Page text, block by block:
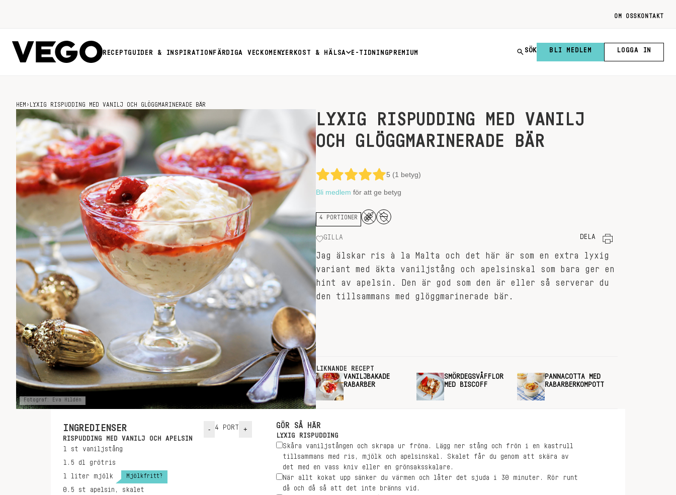
OM OSS KONTAKT
RECEPTGUIDER & INSPIRATION FÄRDIGA VECKOMENYER KOST & HÄLSA E-TIDNING PREMIUM SÖK BLI MEDLEM LOGGA IN
HEM › LYXIG RISPUDDING MED VANILJ OCH GLÖGGMARINERADE BÄR
Fotograf: Eva Hildén
LYXIG RISPUDDING MED VANILJ
OCH GLÖGGMARINERADE BÄR
5 (1 betyg)
Bli medlem för att ge betyg
4 PORTIONER
GILLA DELA
Jag älskar ris à la Malta och det här är som en extra lyxig
variant med äkta vaniljstång och apelsinskal som bara ger en
hint av apelsin. Den är god som den är eller så serverar du
den tillsammans med glöggmarinerade bär.
LIKNANDE RECEPT
VANILJBAKADE
RABARBER
SMÖRDEGSVÅFFLOR
MED BISCOFF
PANNACOTTA MED
RABARBERKOMPOTT
INGREDIENSER - 4 PORT +
RISPUDDING MED VANILJ OCH APELSIN
1 st
vaniljstång
1.5 dl
grötris
1 liter mjölk Mjölkfritt?
0.5 st
apelsin, skalet
GÖR SÅ HÄR
LYXIG RISPUDDING
Skåra vaniljstången och skrapa ur fröna. Lägg ner stång och frön i en kastrull
tillsammans med ris, mjölk och apelsinskal. Skalet får du genom att skära av
det med en vass kniv eller en grönsaksskalare.
När allt kokat upp sänker du värmen och låter det sjuda i 30 minuter. Rör runt
då och då så att det inte bränns vid.